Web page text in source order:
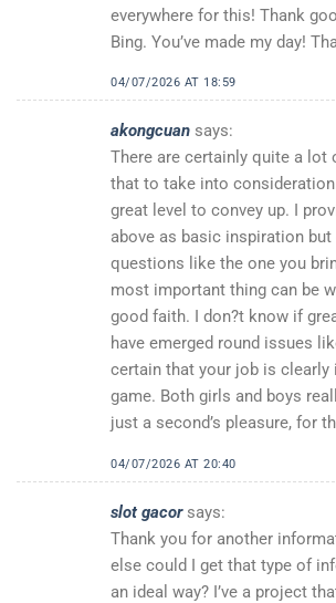
everywhere for this! Thank
Bing. You’ve made my day!
04/07/2026 AT 18:59
akongcuan says:
There are certainly quite a lot
that to take into
great level to convey up. I
above as basic inspiration
questions like the one you
most important thing can be
good faith. I don?t know if
have emerged round issues
certain that your job is clearly
game. Both girls and boys
just a second’s pleasure, for
04/07/2026 AT 20:40
slot gacor says:
Thank you for another
else could I get that type of
an ideal way? I’ve a project